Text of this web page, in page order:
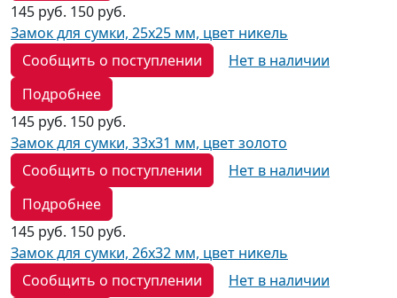
145 руб. 150 руб.
Замок для сумки, 25х25 мм, цвет никель
Сообщить о поступлении
Нет в наличии
Подробнее
145 руб. 150 руб.
Замок для сумки, 33х31 мм, цвет золото
Сообщить о поступлении
Нет в наличии
Подробнее
145 руб. 150 руб.
Замок для сумки, 26х32 мм, цвет никель
Сообщить о поступлении
Нет в наличии